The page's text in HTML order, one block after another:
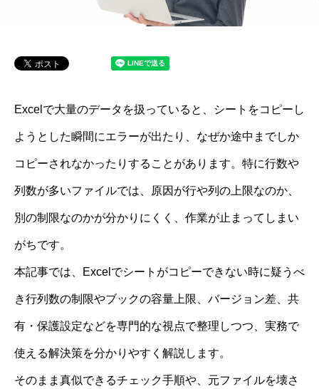
Excelで大量のデータを扱っていると、シートをコピーし
ようとした瞬間にエラーが出たり、なぜか途中までしか
コピーされなかったりすることがあります。特に行数や
列数が多いファイルでは、原因が行や列の上限なのか、
別の制限なのかが分かりにくく、作業が止まってしまい
がちです。
本記事では、Excelでシートがコピーできない時に疑うべ
き行列数の制限やブックの容量上限、バージョン差、共
有・保護設定などを専門的な視点で整理しつつ、実務で
使える解決策を分かりやすく解説します。
そのまま真似できるチェック手順や、元ファイルを壊さ